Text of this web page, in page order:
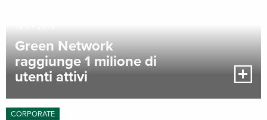
Green Network
raggiunge 1 milione di
utenti attivi
CORPORATE